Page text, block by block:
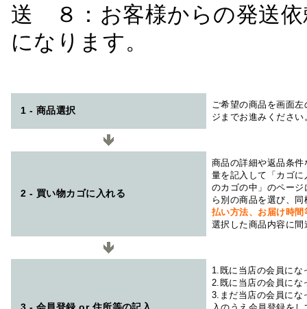
送 ８：お客様からの発送
になります。
1 - 商品選択
ご希望の商品を画面
ジまでお進みください
2 - 買い物カゴに入れる
商品の詳細や返品条
量を記入して「カゴ
のカゴの中」のペー
ら別の商品を選び、
払い方法、お届け時
選択した商品内容に
1.既に当店の会員にな
2.既に当店の会員にな
3.まだ当店の会員にな